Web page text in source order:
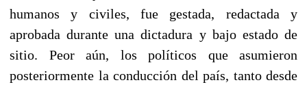
humanos y civiles, fue gestada, redactada y
aprobada durante una dictadura y bajo estado de
sitio. Peor aún, los políticos que asumieron
posteriormente la conducción del país, tanto desde